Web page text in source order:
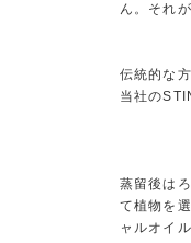
ん。それ
伝統的な
当社の
蒸留後は
て植物を
ャルオイ